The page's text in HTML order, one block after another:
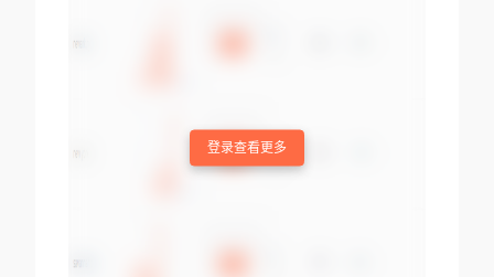
登录查看更多